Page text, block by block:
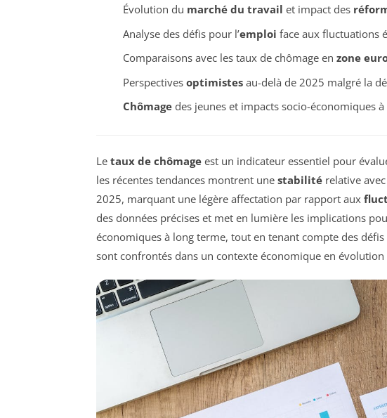
Évolution du marché du travail et impact des
Analyse des défis pour l’emploi face aux fluctuations
Comparaisons avec les taux de chômage en zone
Perspectives optimistesau-delà de 2025 malgré la
Chômagedes jeunes et impacts socio-économiques
Le taux de chômage est un indicateur essentiel pour
les récentes tendances montrent une stabilité relative
2025, marquant une légère affectation par rapport aux
des données précises et met en lumière les implications
économiques à long terme, tout en tenant compte des défis
sont confrontés dans un contexte économique en évolution